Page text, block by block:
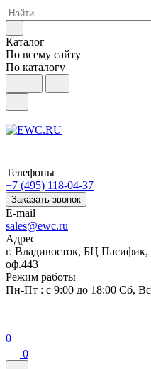
Каталог
По всему сайту
По каталогу
Телефоны
+7 (495) 118-04-37
Заказать звонок
E-mail
sales@ewc.ru
Адрес
г. Владивосток, БЦ Пасифик,
оф.443
Режим работы
Пн-Пт : с 9:00 до 18:00 Сб,
0
0